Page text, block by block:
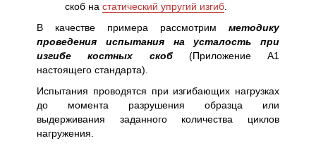
скоб настатический упругий изгиб
В качестве примера рассмотрим методику
проведения испытания на усталость при
изгибе костных скоб(Приложение А1
настоящего стандарта).
Испытания проводятся при изгибающих нагрузках
до момента разрушения образца или
выдерживания заданного количества циклов
нагружения.